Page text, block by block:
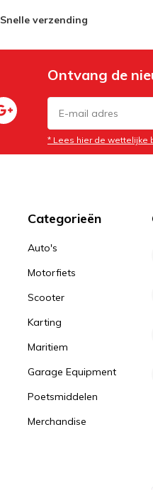
Snelle verzending
Ontvang de
* Lees hier de wettelijke
Categorieën
Auto's
Motorfiets
Scooter
Karting
Maritiem
Garage Equipment
Poetsmiddelen
Merchandise